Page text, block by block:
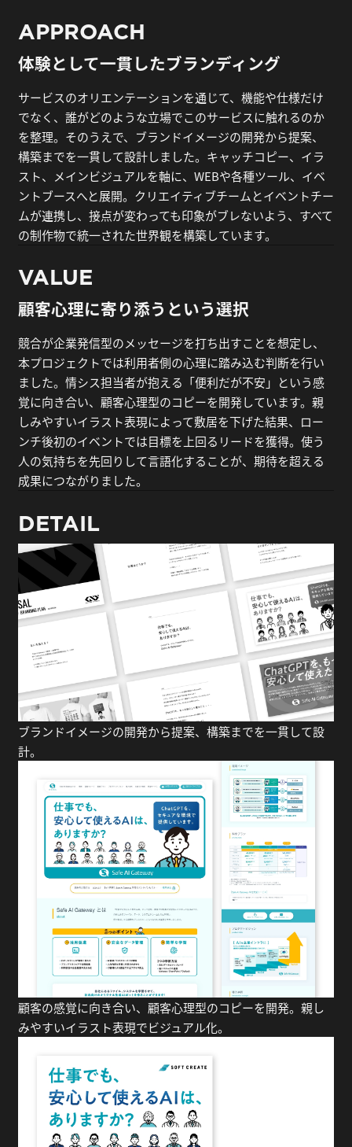
APPROACH
体験として一貫したブランディング
サービスのオリエンテーションを通じて、機能や仕様だけ
でなく、誰がどのような立場でこのサービスに触れるのか
を整理。そのうえで、ブランドイメージの開発から提案、
構築までを一貫して設計しました。キャッチコピー、イラ
スト、メインビジュアルを軸に、WEBや各種ツール、イベ
ントブースへと展開。クリエイティブチームとイベントチー
ムが連携し、接点が変わっても印象がブレないよう、すべて
の制作物で統一された世界観を構築しています。
VALUE
顧客心理に寄り添うという選択
競合が企業発信型のメッセージを打ち出すことを想定し、
本プロジェクトでは利用者側の心理に踏み込む判断を行い
ました。情シス担当者が抱える「便利だが不安」という感
覚に向き合い、顧客心理型のコピーを開発しています。親
しみやすいイラスト表現によって敷居を下げた結果、ロー
ンチ後初のイベントでは目標を上回るリードを獲得。使う
人の気持ちを先回りして言語化することが、期待を超える
成果につながりました。
DETAIL
ブランドイメージの開発から提案、構築までを一貫して設
計。
顧客の感覚に向き合い、顧客心理型のコピーを開発。親し
みやすいイラスト表現でビジュアル化。